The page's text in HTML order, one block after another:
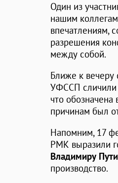
Один из
нашим
впечатлениям,
разрешения
между собой.
Ближе к вечеру
УФССП сличили
что
причинам был
Напомним, 17
РМК выразили
Владимиру
производство.